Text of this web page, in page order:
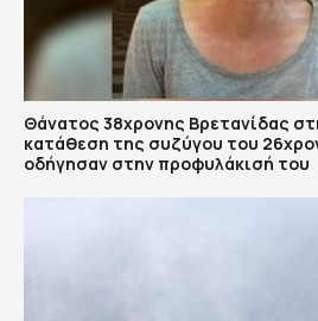
Θάνατος 38χρονης Βρετανίδας
κατάθεση της συζύγου του
οδήγησαν στην προφυλάκισή του